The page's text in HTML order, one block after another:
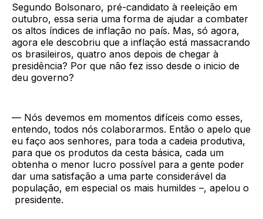
Segundo Bolsonaro, pré-candidato à reeleição em
outubro, essa seria uma forma de ajudar a combater
os altos índices de inflação no país. Mas, só agora,
agora ele descobriu que a inflação está massacrando
os brasileiros, quatro anos depois de chegar à
presidência? Por que não fez isso desde o inicio de
deu governo?
— Nós devemos em momentos difíceis como esses,
entendo, todos nós colaborarmos. Então o apelo que
eu faço aos senhores, para toda a cadeia produtiva,
para que os produtos da cesta básica, cada um
obtenha o menor lucro possível para a gente poder
dar uma satisfação a uma parte considerável da
população, em especial os mais humildes –, apelou o
presidente.